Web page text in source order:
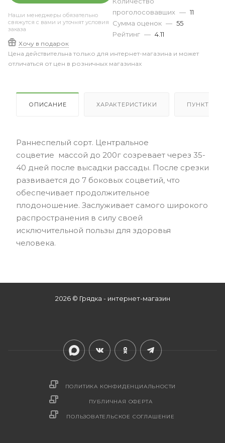
Наши менеджеры обязательно
свяжутся с вами и уточнят условия
заказа
Хочу в подарок
проголосовавших — 11
Сумма оценок — 55
Рейтинг — 4.11
Цена действительна только для интернет-магазина и может
отличаться от цен в розничных магазинах
ОПИСАНИЕ ХАРАКТЕРИСТИКИ ПУНКТЫ
Раннеспелый сорт. Центральное
соцветие массой до 200г созревает через 35-
40 дней после высадки рассады. После срезки
развивается до 7 боковых соцветий, что
обеспечивает продолжительное
плодоношение. Заслуживает самого широкого
распространения в силу своей
исключительной пользы для здоровья
человека.
2026 © Грядка - интернет-магазин
ПОЛИТИКА КОНФИДЕНЦИАЛЬНОСТИ
ПУБЛИЧНАЯ ОФЕРТА
ПОЛЬЗОВАТЕЛЬСКОЕ СОГЛАШЕНИЕ